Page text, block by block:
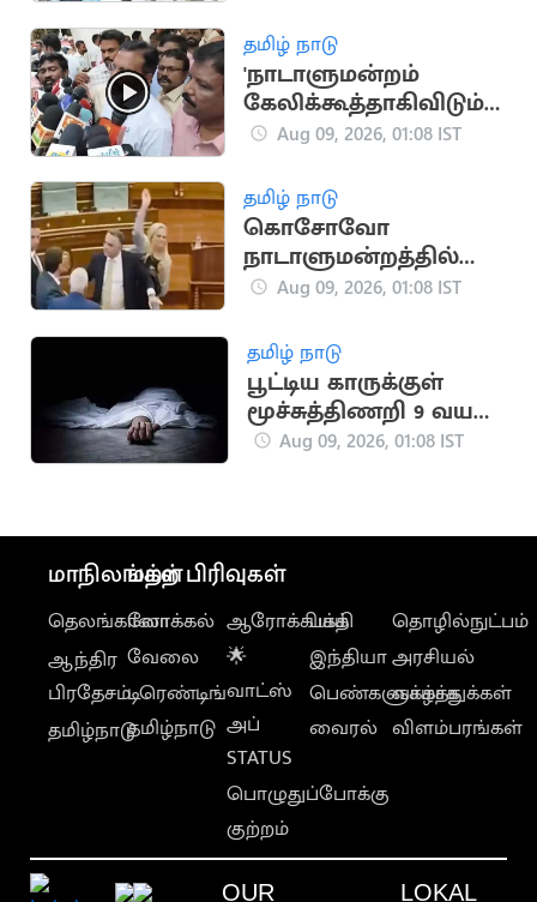
தமிழ் நாடு
'நாடாளுமன்றம்
கேலிக்கூத்தாகிவிடும்!
- திருமாவளவன்
Aug 09, 2026, 01:08 IST
தமிழ் நாடு
கொசோவோ
நாடாளுமன்றத்தில்
இடைக்கால பிரதமர்
Aug 09, 2026, 01:08 IST
தமிழ் நாடு
பூட்டிய காருக்குள்
மூச்சுத்திணறி 9 வயது
சிறுவன் பலி
Aug 09, 2026, 01:08 IST
மாநிலங்கள்
தெலங்கானா
ஆந்திர
பிரதேசம்
தமிழ்நாடு
மற்ற பிரிவுகள்
லோக்கல்
வேலை
டிரெண்டிங்
தமிழ்நாடு
ஆரோக்கியம்
🌟
வாட்ஸ்
அப்
STATUS
பொழுதுப்போக்கு
குற்றம்
பக்தி
இந்தியா
பெண்களுக்காக
வைரல்
தொழில்நுட்பம்
அரசியல்
வாழ்த்துக்கள்
விளம்பரங்கள்
OUR LOKAL